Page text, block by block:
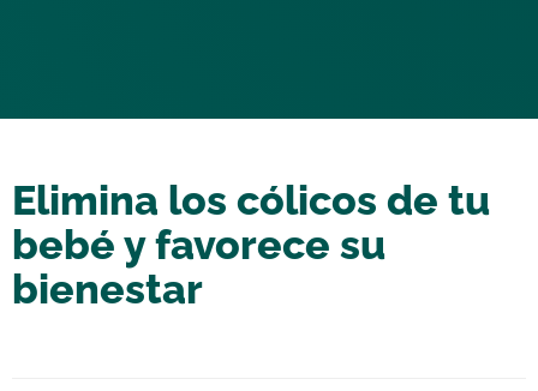
Elimina los cólicos de tu
bebé y favorece su
bienestar